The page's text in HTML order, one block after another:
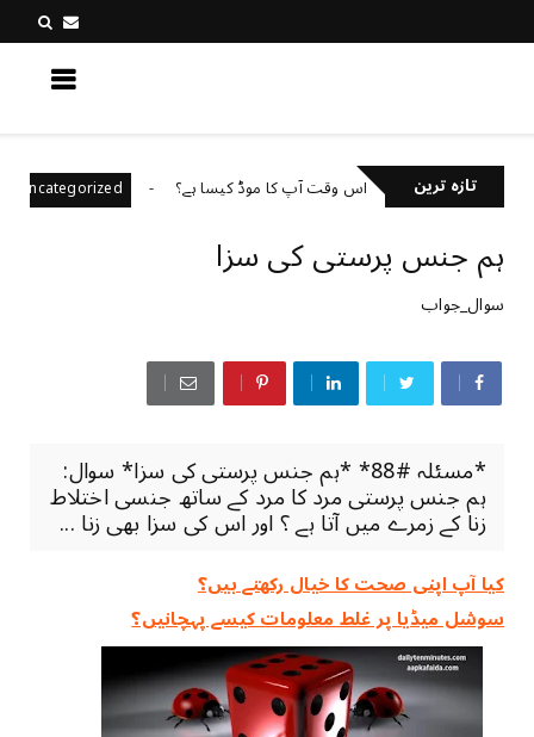
تازہ ترین
Uncategorized اس وقت آپ کا موڈ کیسا ہے؟ Uncategorized
ہم جنس پرستی کی سزا
سوال_جواب
*مسئلہ #88* *ہم جنس پرستی کی سزا* سوال:
ہم جنس پرستی مرد کا مرد کے ساتھ جنسی اختلاط
زنا کے زمرے میں آتا ہے ؟ اور اس کی سزا بھی زنا ...
کیا آپ اپنی صحت کا خیال رکھتے ہیں؟
سوشل میڈیا پر غلط معلومات کیسے پہچانیں؟